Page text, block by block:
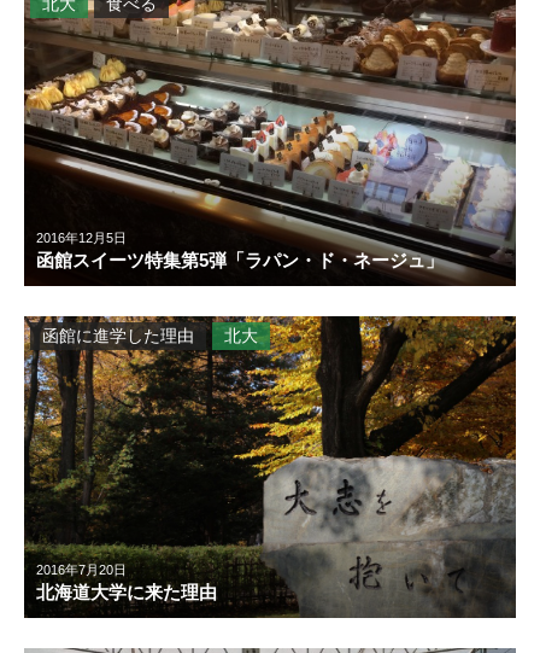
2016年12月5日
函館スイーツ特集第5弾「ラパン・ド・ネージュ」
2016年7月20日
北海道大学に来た理由
函館に進学した理由 北大